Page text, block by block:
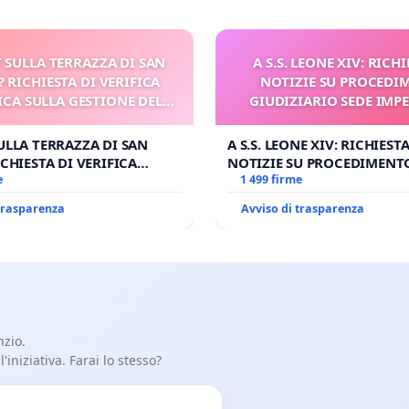
TERRAZZA DI SAN
RICHIESTA DI VERIFICA
SULLA GESTIONE DEL
TERRAZZA DI SAN
DI VERIFICA
GESTIONE DEL
A S.S. LEONE XIV:
NOTIZIE SU
GIUDIZIARIO SEDE
A S.S. LEONE XIV:
NOTIZIE SU
GIUDIZIARIO SEDE
1 499 firme
Avviso di trasparenza
Farai lo stesso?